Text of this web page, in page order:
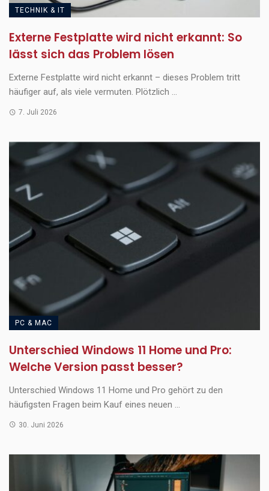
TECHNIK & IT
Externe Festplatte wird nicht erkannt: So
lässt sich das Problem lösen
Externe Festplatte wird nicht erkannt – dieses Problem tritt
häufiger auf, als viele vermuten. Plötzlich ...
7. Juli 2026
PC & MAC
Unterschied Windows 11 Home und Pro:
Welche Version passt besser?
Unterschied Windows 11 Home und Pro gehört zu den
häufigsten Fragen beim Kauf eines neuen ...
30. Juni 2026